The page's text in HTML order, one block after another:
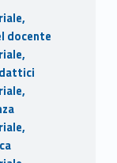
docente